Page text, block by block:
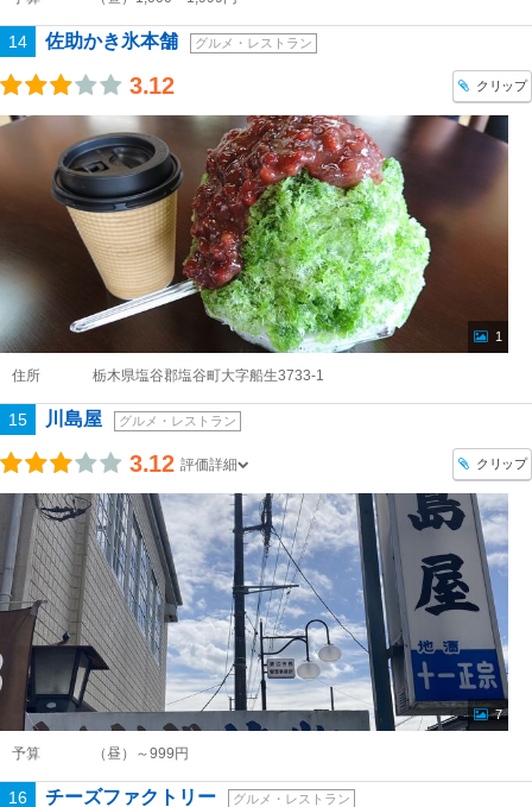
14 佐助かき氷本舗 グルメ・レストラン
3.12 クリップ
1
住所 栃木県塩谷郡塩谷町大字船生3733-1
15 川島屋 グルメ・レストラン
3.12 評価詳細 クリップ
7
予算 （昼）～999円
16 チーズファクトリー グルメ・レストラン